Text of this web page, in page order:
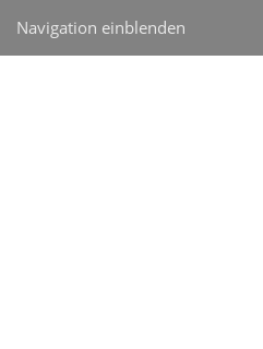
Navigation einblenden